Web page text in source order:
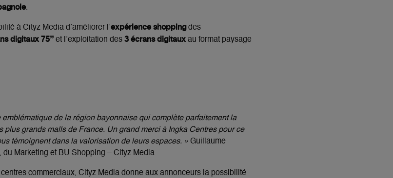
.
à Cityz Media d’améliorer l’expérience shopping des
digitaux 75’’ et l’exploitation des3 écrans digitaux au format paysage
de la région bayonnaise qui complète parfaitement la
plus grands malls de France. Un grand merci à Ingka Centres pour ce
témoignent dans la valorisation de leurs espaces. » Guillaume
Marketing et BU Shopping – Cityz Media
commerciaux, Cityz Media donne aux annonceurs la possibilité